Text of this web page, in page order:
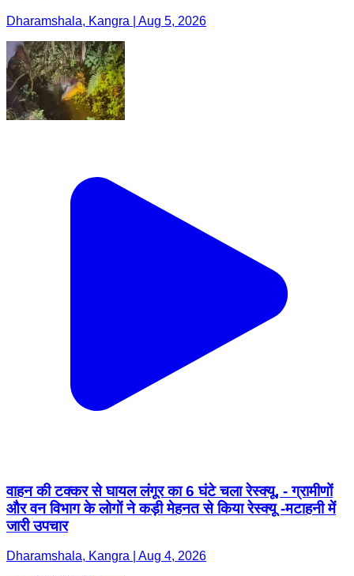
Dharamshala, Kangra | Aug 5, 2026
वाहन की टक्कर से घायल लंगूर का 6 घंटे चला रेस्क्यू, - ग्रामीणों
और वन विभाग के लोगों ने कड़ी मेहनत से किया रेस्क्यू -मटाहनी में
जारी उपचार
Dharamshala, Kangra | Aug 4, 2026